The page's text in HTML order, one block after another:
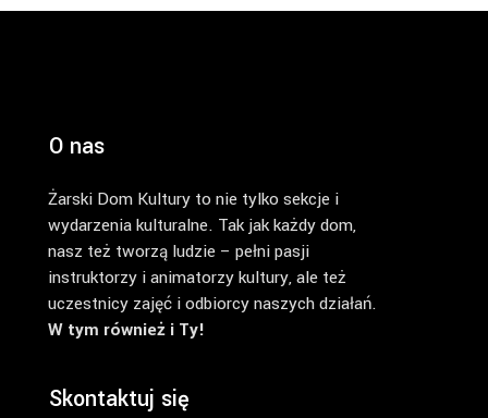
O nas
Żarski Dom Kultury to nie tylko sekcje i
wydarzenia kulturalne. Tak jak każdy dom,
nasz też tworzą ludzie – pełni pasji
instruktorzy i animatorzy kultury, ale też
uczestnicy zajęć i odbiorcy naszych działań.
W tym również i Ty!
Skontaktuj się